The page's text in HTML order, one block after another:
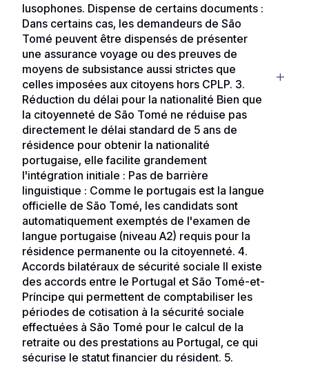
lusophones. Dispense de certains documents :
Dans certains cas, les demandeurs de São
Tomé peuvent être dispensés de présenter
une assurance voyage ou des preuves de
moyens de subsistance aussi strictes que
celles imposées aux citoyens hors CPLP. 3.
Réduction du délai pour la nationalité Bien que
la citoyenneté de São Tomé ne réduise pas
directement le délai standard de 5 ans de
résidence pour obtenir la nationalité
portugaise, elle facilite grandement
l'intégration initiale : Pas de barrière
linguistique : Comme le portugais est la langue
officielle de São Tomé, les candidats sont
automatiquement exemptés de l'examen de
langue portugaise (niveau A2) requis pour la
résidence permanente ou la citoyenneté. 4.
Accords bilatéraux de sécurité sociale Il existe
des accords entre le Portugal et São Tomé-et-
Príncipe qui permettent de comptabiliser les
périodes de cotisation à la sécurité sociale
effectuées à São Tomé pour le calcul de la
retraite ou des prestations au Portugal, ce qui
sécurise le statut financier du résident. 5.